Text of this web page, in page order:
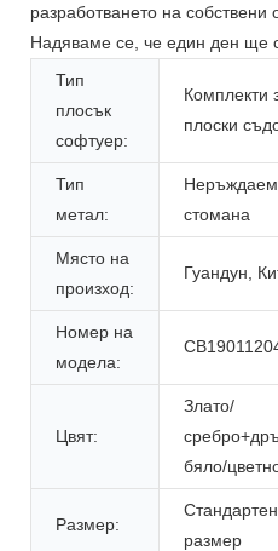
разработването на собствени
Надяваме се, че един ден ще
Тип
плосък
софтуер:
Комплекти
плоски
Тип
метал:
стомана
Място на
произход:
Гуандун,
Номер на
модела:
Цвят:
Злато/
бяло/
Размер:
Стандартен
размер